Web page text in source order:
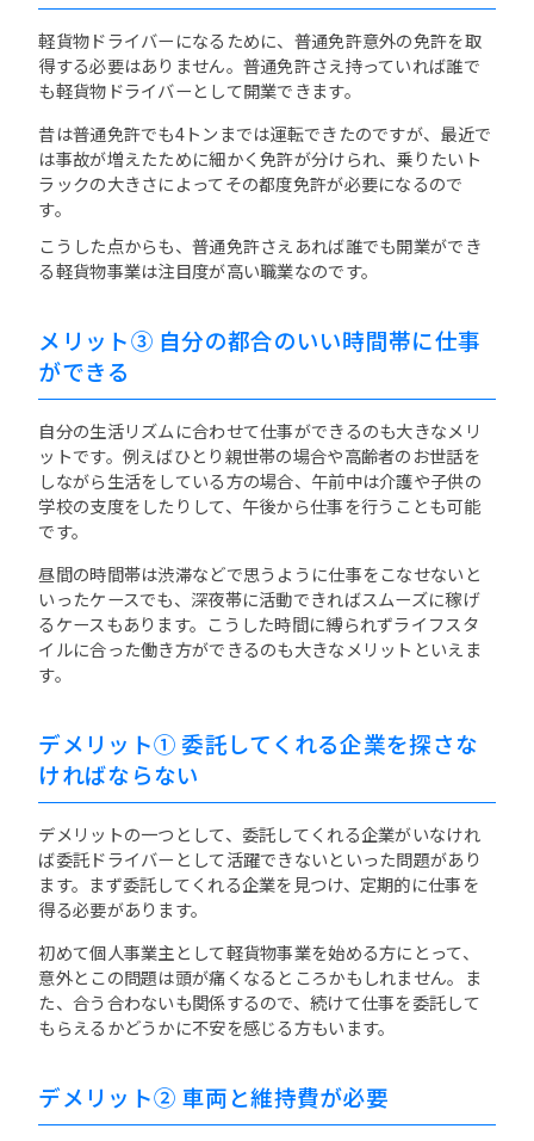
軽貨物ドライバーになるために、普通免許意外の免許を取
得する必要はありません。普通免許さえ持っていれば誰で
も軽貨物ドライバーとして開業できます。
昔は普通免許でも4トンまでは運転できたのですが、最近で
は事故が増えたために細かく免許が分けられ、乗りたいト
ラックの大きさによってその都度免許が必要になるので
す。
こうした点からも、普通免許さえあれば誰でも開業ができ
る軽貨物事業は注目度が高い職業なのです。
メリット③ 自分の都合のいい時間帯に仕事
ができる
自分の生活リズムに合わせて仕事ができるのも大きなメリ
ットです。例えばひとり親世帯の場合や高齢者のお世話を
しながら生活をしている方の場合、午前中は介護や子供の
学校の支度をしたりして、午後から仕事を行うことも可能
です。
昼間の時間帯は渋滞などで思うように仕事をこなせないと
いったケースでも、深夜帯に活動できればスムーズに稼げ
るケースもあります。こうした時間に縛られずライフスタ
イルに合った働き方ができるのも大きなメリットといえま
す。
デメリット① 委託してくれる企業を探さな
ければならない
デメリットの一つとして、委託してくれる企業がいなけれ
ば委託ドライバーとして活躍できないといった問題があり
ます。まず委託してくれる企業を見つけ、定期的に仕事を
得る必要があります。
初めて個人事業主として軽貨物事業を始める方にとって、
意外とこの問題は頭が痛くなるところかもしれません。ま
た、合う合わないも関係するので、続けて仕事を委託して
もらえるかどうかに不安を感じる方もいます。
デメリット② 車両と維持費が必要